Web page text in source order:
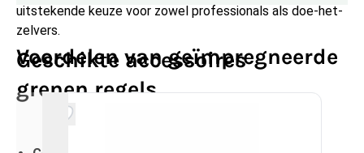
uitstekende keuze voor zowel professionals als doe-het-
zelvers.
Voordelen van geïmpregneerde
grenen regels
Geschikte accessoires